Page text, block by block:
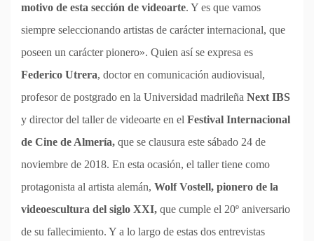
motivo de esta sección de videoarte. Y es que vamos
siempre seleccionando artistas de carácter internacional, que
poseen un carácter pionero». Quien así se expresa es
Federico Utrera, doctor en comunicación audiovisual,
profesor de postgrado en la Universidad madrileña Next IBS
y director del taller de videoarte en el Festival Internacional
de Cine de Almería, que se clausura este sábado 24 de
noviembre de 2018. En esta ocasión, el taller tiene como
protagonista al artista alemán, Wolf Vostell, pionero de la
videoescultura del siglo XXI, que cumple el 20º aniversario
de su fallecimiento. Y a lo largo de estas dos entrevistas